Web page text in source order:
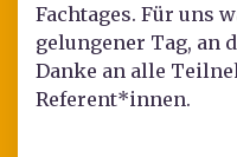
Fachtages. Für uns
gelungener Tag, an
Danke an alle
Referent*innen.